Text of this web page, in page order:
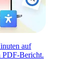
auf
PDF-Bericht.